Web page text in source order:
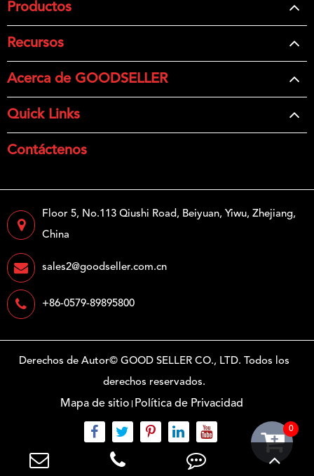
Productos
Recursos
Acerca de GOODSELLER
Quick Links
Contáctenos
Floor 5, No.113 Qiushi Road, Beiyuan, Yiwu, Zhejiang,
China
sales2@goodseller.com.cn
+86-0579-89895800
Derechos de Autor© GOOD SELLER CO., LTD. Todos los
derechos reservados.
Mapa de sitio Política de Privacidad
0